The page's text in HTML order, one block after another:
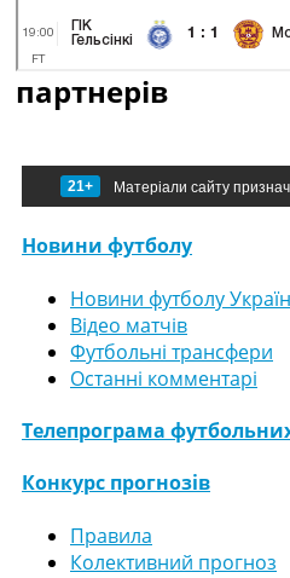
партнерів
21+ Матеріали сайту
Новини футболу
Новини футболу
Відео матчів
Футбольні трансфери
Останні комментарі
Телепрограма
Конкурс прогнозів
Правила
Колективний прогноз